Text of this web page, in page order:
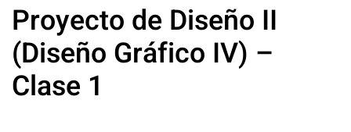
Proyecto de Diseño II
(Diseño Gráfico IV) –
Clase 1